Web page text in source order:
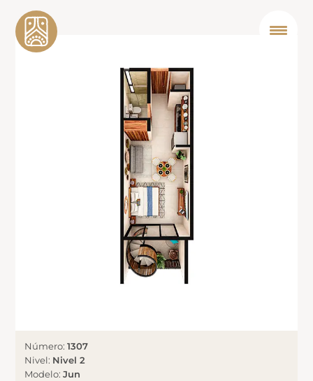
Número: 1307
Nivel: Nivel 2
Modelo: Jun